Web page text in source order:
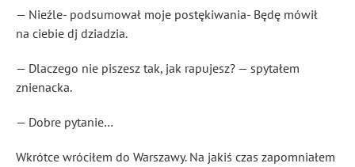
— Nieźle- podsumował moje postękiwania- Będę mówił
na ciebie dj dziadzia.
— Dlaczego nie piszesz tak, jak rapujesz? — spytałem
znienacka.
— Dobre pytanie…
Wkrótce wróciłem do Warszawy. Na jakiś czas zapomniałem